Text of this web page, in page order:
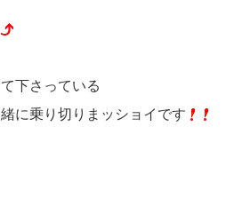
て下さっている
に乗り切りまッショイです